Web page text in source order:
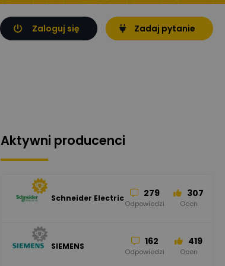
Zaloguj się Zadaj pytanie
Aktywni producenci
Schneider Electric 279
Odpowiedzi
307
Ocen
SIEMENS 162
Odpowiedzi
419
Ocen